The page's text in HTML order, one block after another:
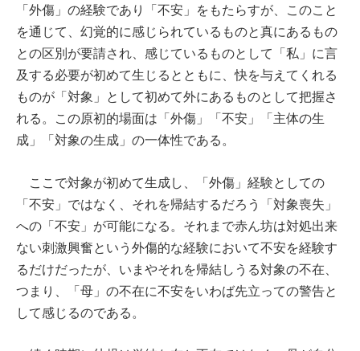
「外傷」の経験であり「不安」をもたらすが、このこと
を通じて、幻覚的に感じられているものと真にあるもの
との区別が要請され、感じているものとして「私」に言
及する必要が初めて生じるとともに、快を与えてくれる
ものが「対象」として初めて外にあるものとして把握さ
れる。この原初的場面は「外傷」「不安」「主体の生
成」「対象の生成」の一体性である。
ここで対象が初めて生成し、「外傷」経験としての
「不安」ではなく、それを帰結するだろう「対象喪失」
への「不安」が可能になる。それまで赤ん坊は対処出来
ない刺激興奮という外傷的な経験において不安を経験す
るだけだったが、いまやそれを帰結しうる対象の不在、
つまり、「母」の不在に不安をいわば先立っての警告と
して感じるのである。